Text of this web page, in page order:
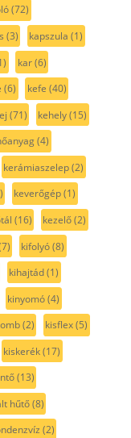
(72)
(3) kapszula (1)
kar(6)
(6) kefe (40)
(71) kehely(15)
(4)
kerámiaszelep(2)
keverőgép(1)
(16) kezelő(2)
kifolyó(8)
kihajtád(1)
kinyomó(4)
(2) kisflex(5)
kiskerék(17)
(13)
hűtő(8)
(2)